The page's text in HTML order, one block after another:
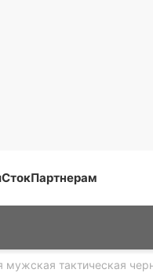
СтокПартнерам
мужская тактическая